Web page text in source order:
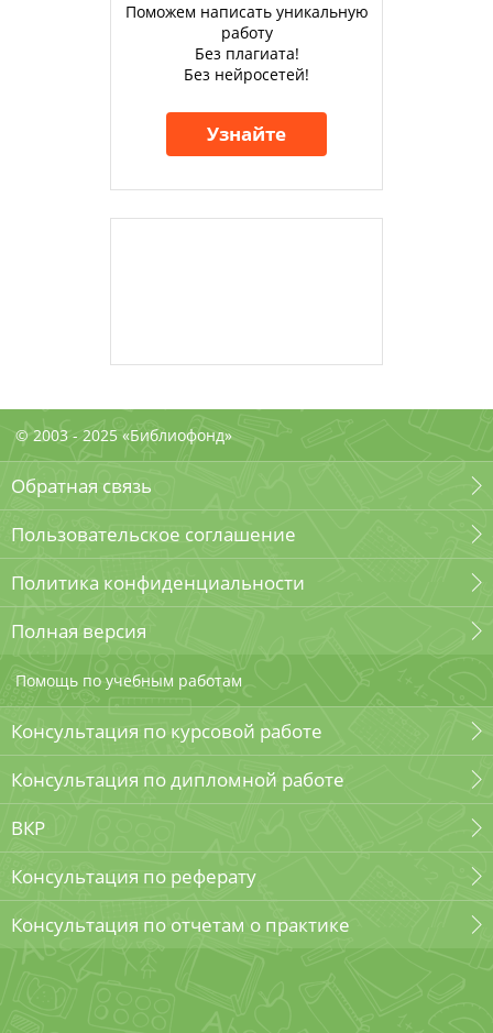
Поможем написать уникальную
работу
Без плагиата!
Без нейросетей!
Узнайте
© 2003 - 2025 «Библиофонд»
Обратная связь
Пользовательское соглашение
Политика конфиденциальности
Полная версия
Помощь по учебным работам
Консультация по курсовой работе
Консультация по дипломной работе
ВКР
Консультация по реферату
Консультация по отчетам о практике